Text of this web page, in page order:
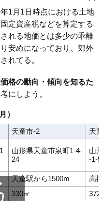
1月1日時点における土地
定資産税などを算定する
れる地価とは多少の乖離
安めになっており、郊外
れてる。
格の動向・傾向を知るた
にしよう。
）
天童市-2 天
山形県天童市泉町1-4-
24
山
-1-5
天童駅から1500m
高
330㎡ 372
道満 長岡長岡北中里
東長岡東芳賀東本町
南町矢野目山口山元
タウン南